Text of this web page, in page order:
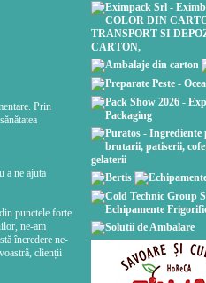
Prin
a ne ajuta
punctele forte
ne-am
încredere ne-
clienții